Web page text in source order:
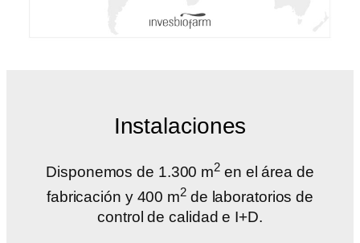
Instalaciones
Disponemos de 1.300 m2 en el área de
fabricación y 400 m2de laboratorios de
control de calidad e I+D.